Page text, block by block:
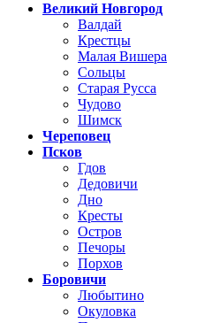
Великий Новгород
Валдай
Крестцы
Малая Вишера
Сольцы
Старая Русса
Чудово
Шимск
Череповец
Псков
Гдов
Дедовичи
Дно
Кресты
Остров
Печоры
Порхов
Боровичи
Любытино
Окуловка